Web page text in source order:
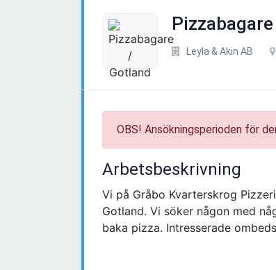
Leyla & Akin AB
OBS! Ansökningsperioden för
Arbetsbeskrivning
Vi på Gråbo Kvarterskrog
Gotland. Vi söker någon med
baka pizza. Intresserade